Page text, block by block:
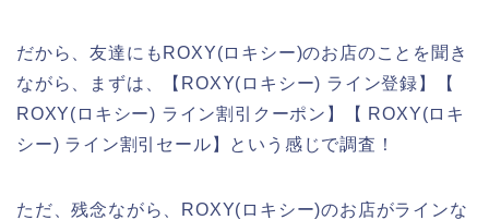
だから、友達にもROXY(ロキシー)のお店のことを聞き
ながら、まずは、【ROXY(ロキシー) ライン登録】【
ROXY(ロキシー) ライン割引クーポン】【 ROXY(ロキ
シー) ライン割引セール】という感じで調査！
ただ、残念ながら、ROXY(ロキシー)のお店がラインな